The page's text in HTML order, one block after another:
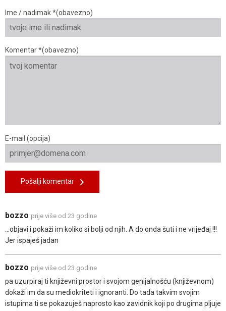
Ime / nadimak *(obavezno)
Komentar *(obavezno)
E-mail (opcija)
Pošalji komentar
bozzo prije više od 23 godine
...objavi i pokaži im koliko si bolji od njih. A do onda šuti i ne vrijeđaj !!!
Jer ispaješ jadan
bozzo prije više od 23 godine
pa uzurpiraj ti književni prostor i svojom genijalnošću (književnom)
dokaži im da su mediokriteti i ignoranti. Do tada takvim svojim
istupima ti se pokazuješ naprosto kao zavidnik koji po drugima pljuje